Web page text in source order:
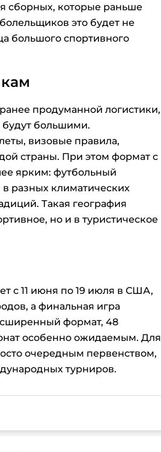
сборных, которые раньше
это будет не
большого спортивного
продуманной логистики,
будут большими.
визовые правила,
страны. При этом формат с
ярким: футбольный
разных климатических
Такая география
но и в туристическое
с 11 июня по 19 июля в США,
а финальная игра
формат, 48
особенно ожидаемым. Для
очередным первенством,
турниров.